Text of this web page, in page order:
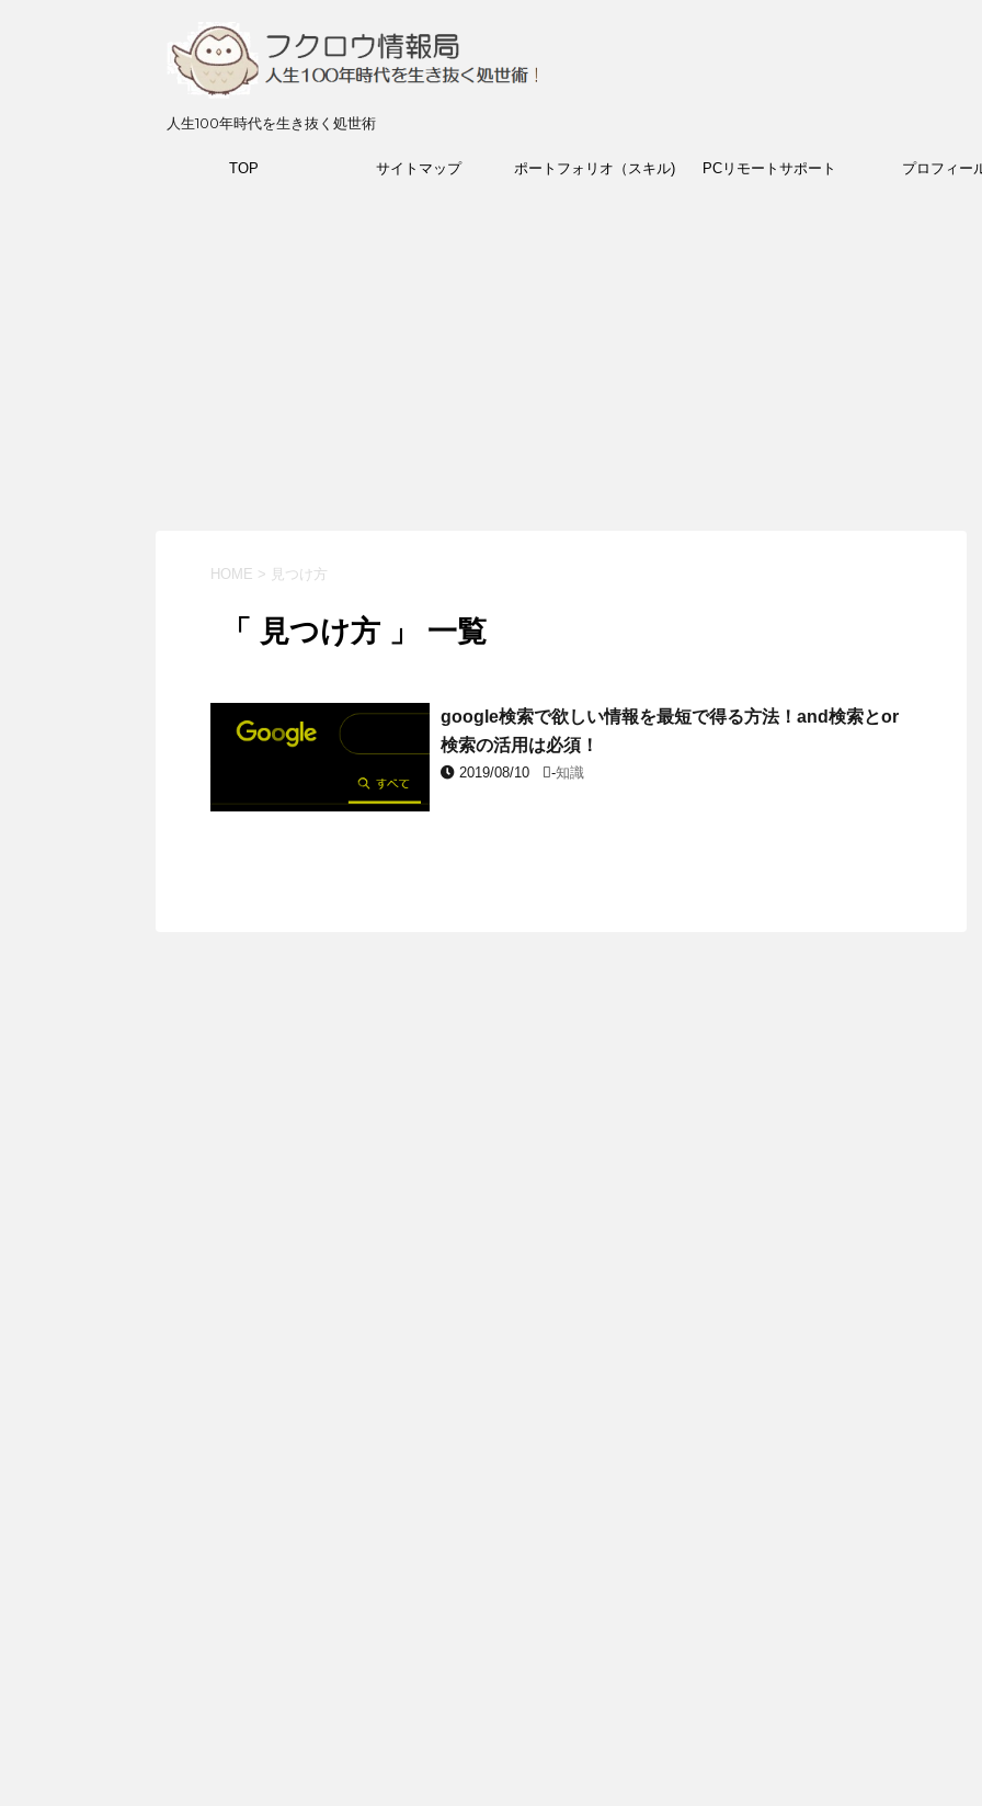
人生100年時代を生き抜く処世術
TOP サイトマップ ポートフォリオ（スキル) PCリモートサポート プロフィー
HOME > 見つけ方
「 見つけ方 」 一覧
google検索で欲しい情報を最短で得る方法！and検索とor
検索の活用は必須！
2019/08/10 -知識